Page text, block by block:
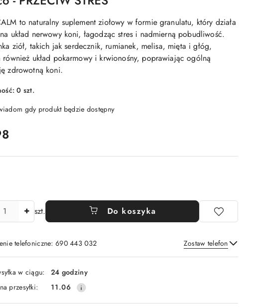
to naturalny suplement ziołowy w formie granulatu, który działa
układ nerwowy koni, łagodząc stres i nadmierną pobudliwość.
ziół, takich jak serdecznik, rumianek, melisa, mięta i głóg,
również układ pokarmowy i krwionośny, poprawiając ogólną
zdrowotną koni.
0 szt.
gdy produkt będzie dostępny
szt. Do koszyka
telefoniczne: 690 443 032 Zostaw telefon
Wyślij
w ciągu:
24 godziny
przesyłki:
11.06